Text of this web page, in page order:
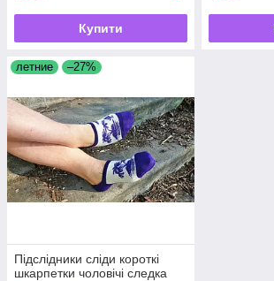
Купити
летние –27%
Підслідники сліди короткі
шкарпетки чоловічі следка